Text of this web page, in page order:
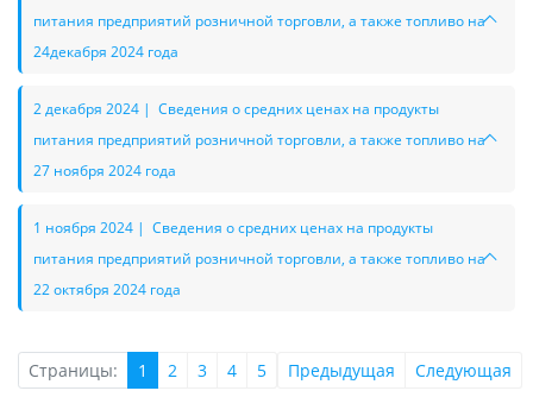
питания предприятий розничной торговли, а также топливо на
24декабря 2024 года
2 декабря 2024 | Сведения о средних ценах на продукты
питания предприятий розничной торговли, а также топливо на
27 ноября 2024 года
1 ноября 2024 | Сведения о средних ценах на продукты
питания предприятий розничной торговли, а также топливо на
22 октября 2024 года
Страницы: 1 2 3 4 5 Предыдущая Следующая